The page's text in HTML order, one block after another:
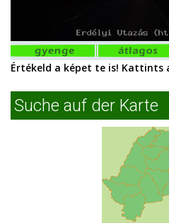
Értékeld a képet te is!
Suche auf der Karte